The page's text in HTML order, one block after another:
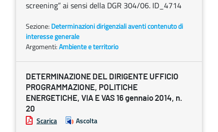
screening” ai sensi della DGR 304/06. ID_4714
Sezione: Determinazioni dirigenziali aventi contenuto di
interesse generale
Argomenti:Ambiente e territorio
DETERMINAZIONE DEL DIRIGENTE UFFICIO
PROGRAMMAZIONE, POLITICHE
ENERGETICHE, VIA E VAS 16 gennaio 2014, n.
20
Scarica Ascolta